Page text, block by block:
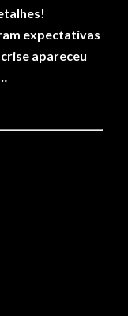
expectativas
apareceu